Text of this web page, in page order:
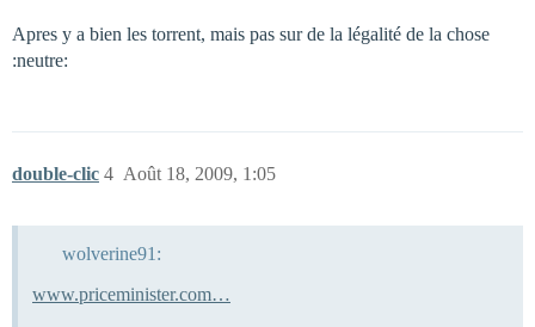
Apres y a bien les torrent, mais pas sur de la légalité de la chose
:neutre:
double-clic Août 18, 2009, 1:05
4
wolverine91:
www.priceminister.com…